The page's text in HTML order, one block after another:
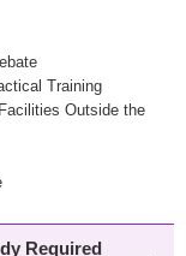
Training
Outside the
Required